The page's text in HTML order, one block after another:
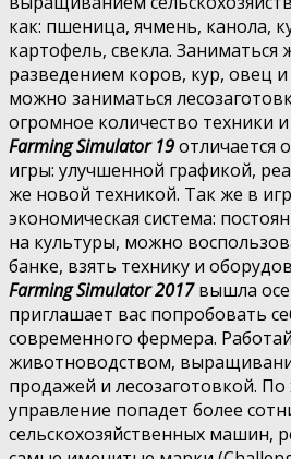
как: пшеница, ячмень, канола,
картофель, свекла.
разведением коров, кур, овец
можно заниматься
огромное количество техники
Farming Simulator 19отличается
игры: улучшенной графикой,
же новой техникой. Так же в
экономическая система:
на культуры, можно
банке, взять технику и
Farming Simulator 2017вышла
приглашает вас попробовать
современного фермера.
животноводством,
продажей и лесозаготовкой.
управление попадет более
сельскохозяйственных машин,